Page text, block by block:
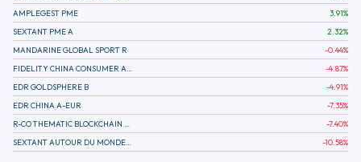
AMPLEGEST PME
3.91%
SEXTANT PME A
2.32%
MANDARINE GLOBAL SPORT R
-0.44%
-4.87%
EDR GOLDSPHERE B
-4.91%
EDR CHINA A-EUR
-7.35%
-7.40%
-10.58%